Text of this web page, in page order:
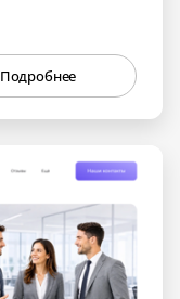
Подробнее